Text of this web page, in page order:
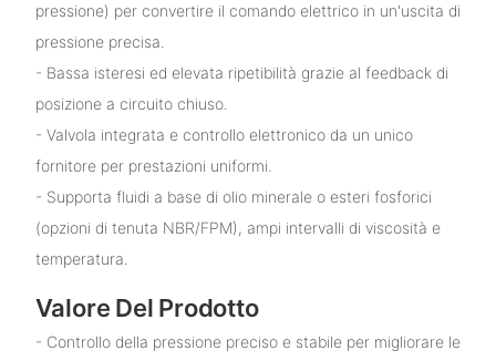
pressione) per convertire il comando elettrico in un'uscita di
pressione precisa.
- Bassa isteresi ed elevata ripetibilità grazie al feedback di
posizione a circuito chiuso.
- Valvola integrata e controllo elettronico da un unico
fornitore per prestazioni uniformi.
- Supporta fluidi a base di olio minerale o esteri fosforici
(opzioni di tenuta NBR/FPM), ampi intervalli di viscosità e
temperatura.
Valore Del Prodotto
- Controllo della pressione preciso e stabile per migliorare le